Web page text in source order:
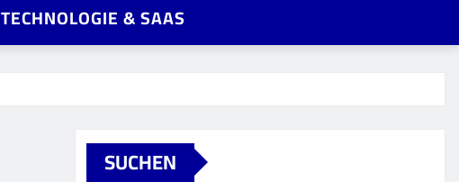
TECHNOLOGIE & SAAS
SUCHEN